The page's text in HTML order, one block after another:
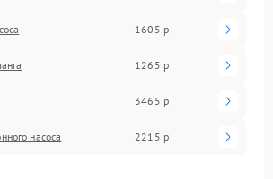
1605 р
1265 р
3465 р
насоса 2215 р